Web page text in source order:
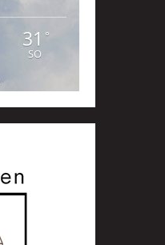
31 °
SO